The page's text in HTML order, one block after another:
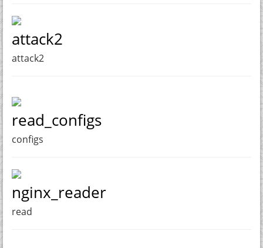
attack2
attack2
read_configs
configs
nginx_reader
read